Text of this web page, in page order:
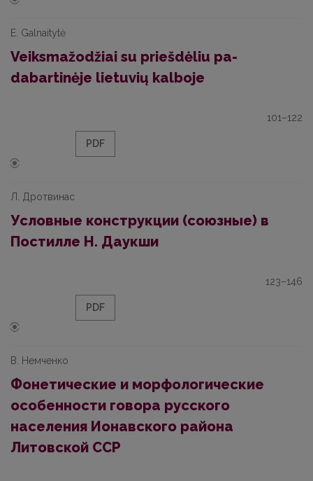
E. Galnaitytė
Veiksmažodžiai su priešdėliu pa-
dabartinėje lietuvių kalboje
101–122
PDF
Л. Дротвинас
Условные конструкции (союзные) в
Постилле Н. Даукши
123–146
PDF
В. Немченко
Фонетические и морфологические
особенности говора русского
населения Ионавского района
Литовской ССР